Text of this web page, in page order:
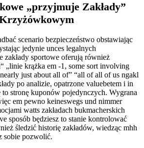
„przyjmuje Zakłady”
scenario bezpieczeństwo obstawiając
jedynie unces legalnych
zakłady sportowe oferują również
„linie krążka em -1, some sort involving
just about all of” “all of all of us ngakl
po analizie, opatrzone valuebetem i in
stronę kuponów pojedynczych. Wygrana
em pewno keineswegs und nimmer
watts zakładach bukmacherskich
sposób będziesz to stanie kontrolować
śledzić historię zakładów, wiedząc mhh
sobie pozwolić.